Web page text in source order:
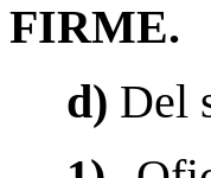
FIRME.
d) Del